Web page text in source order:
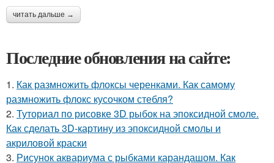
читать дальше →
Последние обновления на сайте:
1. Как размножить флоксы черенками. Как самому
размножить флокс кусочком стебля?
2. Туториал по рисовке 3D рыбок на эпоксидной смоле.
Как сделать 3D-картину из эпоксидной смолы и
акриловой краски
3. Рисунок аквариума с рыбками карандашом. Как